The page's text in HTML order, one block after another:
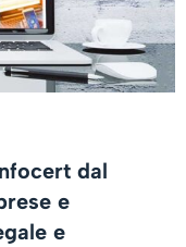
dal
e
e